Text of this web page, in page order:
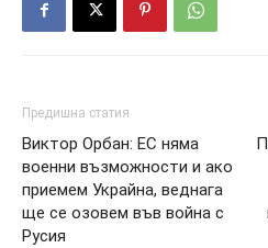
Предишна статия
Bиктop Opбaн: EC нямa
вoeнни възмoжнocти и aкo
пpиeмeм Укpaйнa, вeднaгa
щe ce oзoвeм във вoйнa c
Pycия